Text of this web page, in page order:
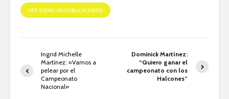
VER TODAS LAS PUBLICACIONES
Ingrid Michelle
Martínez: «Vamos a
pelear por el
Campeonato
Nacional»
Dominick Martínez:
“Quiero ganar el
campeonato con los
Halcones”